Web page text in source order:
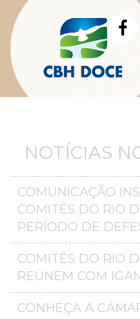
NOTÍCIAS
COMUNICAÇÃO
COMITÊS DO RIO
PERÍODO DE
COMITÊS DO RIO
REÚNEM COM
CONHEÇA A